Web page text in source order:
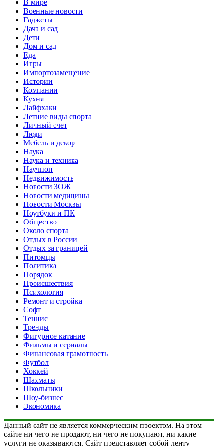
В мире
Военные новости
Гаджеты
Дача и сад
Дети
Дом и сад
Еда
Игры
Импортозамещение
Истории
Компании
Кухня
Лайфхаки
Летние виды спорта
Личный счет
Люди
Мебель и декор
Наука
Наука и техника
Научпоп
Недвижимость
Новости ЗОЖ
Новости медицины
Новости Москвы
Ноутбуки и ПК
Общество
Около спорта
Отдых в России
Отдых за границей
Питомцы
Политика
Порядок
Происшествия
Психология
Ремонт и стройка
Софт
Теннис
Тренды
Фигурное катание
Фильмы и сериалы
Финансовая грамотность
Футбол
Хоккей
Шахматы
Школьники
Шоу-бизнес
Экономика
Данный сайт не является коммерческим проектом. На этом
сайте ни чего не продают, ни чего не покупают, ни какие
услуги не оказываются. Сайт представляет собой ленту